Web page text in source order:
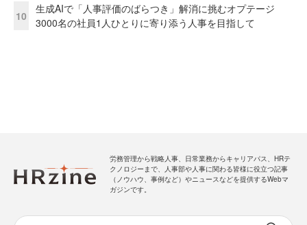
10
生成AIで「人事評価のばらつき」解消に挑むオプテージ
3000名の社員1人ひとりに寄り添う人事を目指して
労務管理から戦略人事、日常業務からキャリアパス、HRテ
クノロジーまで、人事部や人事に関わる皆様に役立つ記事
（ノウハウ、事例など）やニュースなどを提供するWebマ
ガジンです。